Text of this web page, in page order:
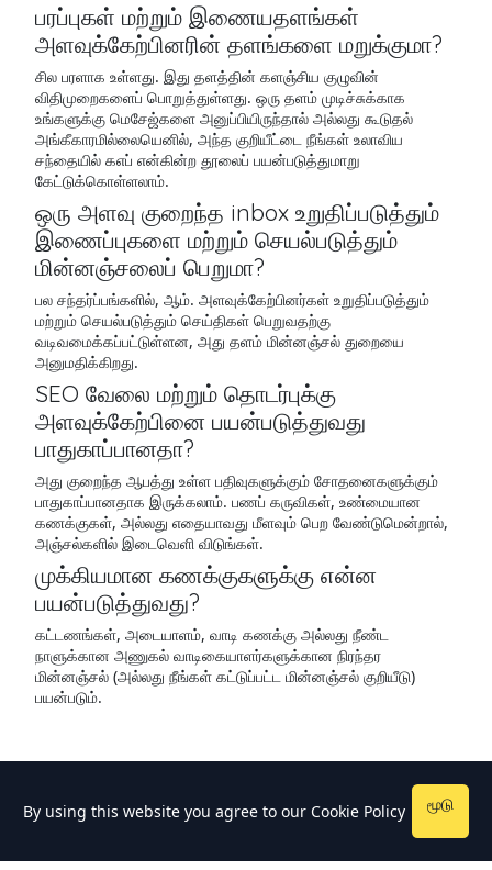
பரப்புகள் மற்றும் இணையதளங்கள்
அளவுக்கேற்பினரின் தளங்களை மறுக்குமா?
சில பரளாக உள்ளது. இது தளத்தின் களஞ்சிய குழுவின்
விதிமுறைகளைப் பொறுத்துள்ளது. ஒரு தளம் முடிச்சுக்காக
உங்களுக்கு மெசேஜ்களை அனுப்பியிருந்தால் அல்லது கூடுதல்
அங்கீகாரமில்லையெனில், அந்த குறியீட்டை நீங்கள் உலாவிய
சந்தையில் கஎப் என்கின்ற தூலைப் பயன்படுத்துமாறு
கேட்டுக்கொள்ளலாம்.
ஒரு அளவு குறைந்த inbox உறுதிப்படுத்தும்
இணைப்புகளை மற்றும் செயல்படுத்தும்
மின்னஞ்சலைப் பெறுமா?
பல சந்தர்ப்பங்களில், ஆம். அளவுக்கேற்பினர்கள் உறுதிப்படுத்தும்
மற்றும் செயல்படுத்தும் செய்திகள் பெறுவதற்கு
வடிவமைக்கப்பட்டுள்ளன, அது தளம் மின்னஞ்சல் துறையை
அனுமதிக்கிறது.
SEO வேலை மற்றும் தொடர்புக்கு
அளவுக்கேற்பினை பயன்படுத்துவது
பாதுகாப்பானதா?
அது குறைந்த ஆபத்து உள்ள பதிவுகளுக்கும் சோதனைகளுக்கும்
பாதுகாப்பானதாக இருக்கலாம். பணப் கருவிகள், உண்மையான
கணக்குகள், அல்லது எதையாவது மீளவும் பெற வேண்டுமென்றால்,
அஞ்சல்களில் இடைவெளி விடுங்கள்.
முக்கியமான கணக்குகளுக்கு என்ன
பயன்படுத்துவது?
கட்டணங்கள், அடையாளம், வாடி கணக்கு அல்லது நீண்ட
நாளுக்கான அணுகல் வாடிகையாளர்களுக்கான நிரந்தர
மின்னஞ்சல் (அல்லது நீங்கள் கட்டுப்பட்ட மின்னஞ்சல் குறியீடு)
பயன்படும்.
By using this website you agree to our Cookie Policy மூடு